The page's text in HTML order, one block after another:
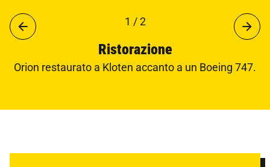
1 / 2
Ristorazione
Orion restaurato a Kloten accanto a un Boeing 747.